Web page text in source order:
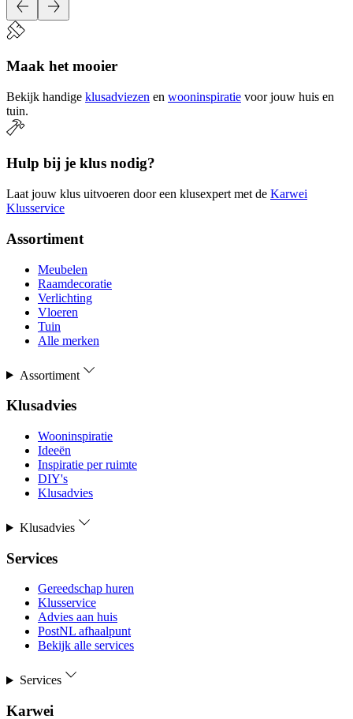
Maak het mooier
Bekijk handige klusadviezen en wooninspiratie voor jouw huis en
tuin.
Hulp bij je klus nodig?
Laat jouw klus uitvoeren door een klusexpert met de Karwei
Klusservice
Assortiment
Meubelen
Raamdecoratie
Verlichting
Vloeren
Tuin
Alle merken
Assortiment
Klusadvies
Wooninspiratie
Ideeën
Inspiratie per ruimte
DIY's
Klusadvies
Klusadvies
Services
Gereedschap huren
Klusservice
Advies aan huis
PostNL afhaalpunt
Bekijk alle services
Services
Karwei